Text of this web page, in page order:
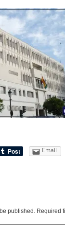
Email
published. Required